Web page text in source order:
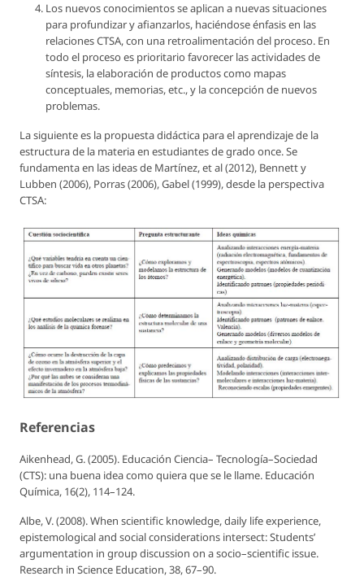
Los nuevos conocimientos se aplican a nuevas situaciones
para profundizar y afianzarlos, haciéndose énfasis en las
relaciones CTSA, con una retroalimentación del proceso. En
todo el proceso es prioritario favorecer las actividades de
síntesis, la elaboración de productos como mapas
conceptuales, memorias, etc., y la concepción de nuevos
problemas.
La siguiente es la propuesta didáctica para el aprendizaje de la
estructura de la materia en estudiantes de grado once. Se
fundamenta en las ideas de Martínez, et al (2012), Bennett y
Lubben (2006), Porras (2006), Gabel (1999), desde la perspectiva
CTSA:
Referencias
Aikenhead, G. (2005). Educación Ciencia– Tecnología–Sociedad
(CTS): una buena idea como quiera que se le llame. Educación
Química, 16(2), 114–124.
Albe, V. (2008). When scientific knowledge, daily life experience,
epistemological and social considerations intersect: Students’
argumentation in group discussion on a socio–scientific issue.
Research in Science Education,38, 67–90.